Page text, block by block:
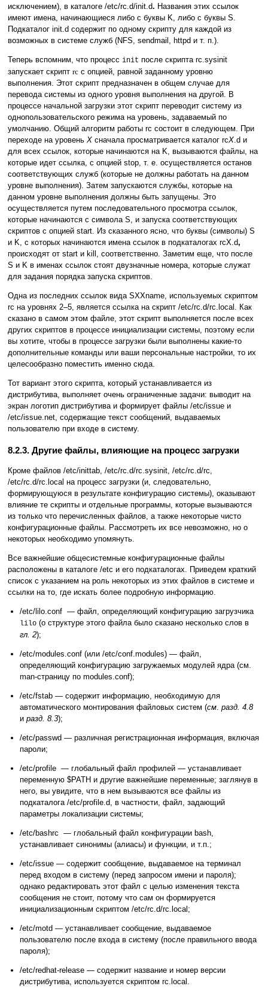
исключением), в каталоге /etc/rc.d/init.d. Названия этих ссылок
имеют имена, начинающиеся либо с буквы K, либо с буквы S.
Подкаталог init.d содержит по одному скрипту для каждой из
возможных в системе служб (NFS, sendmail, httpd и т. п.).
Теперь вспомним, что процесс init после скрипта rc.sysinit
запускает скрипт rc с опцией, равной заданному уровню
выполнения. Этот скрипт предназначен в общем случае для
перевода системы из одного уровня выполнения на другой. В
процессе начальной загрузки этот скрипт переводит систему из
однопользовательского режима на уровень, задаваемый по
умолчанию. Общий алгоритм работы rc состоит в следующем. При
переходе на уровень X сначала просматривается каталог rcX.d и
для всех ссылок, которые начинаются на K, вызываются файлы, на
которые идет ссылка, с опцией stop, т. е. осуществляется останов
соответствующих служб (которые не должны работать на данном
уровне выполнения). Затем запускаются службы, которые на
данном уровне выполнения должны быть запущены. Это
осуществляется путем последовательного просмотра ссылок,
которые начинаются с символа S, и запуска соответствующих
скриптов с опцией start. Из сказанного ясно, что буквы (символы) S
и K, с которых начинаются имена ссылок в подкаталогах rcX.d,
происходят от start и kill, соответственно. Заметим еще, что после
S и K в именах ссылок стоят двузначные номера, которые служат
для задания порядка запуска скриптов.
Одна из последних ссылок вида SXXname, используемых скриптом
rc на уровнях 2–5, является ссылка на скрипт /etc/rc.d/rc.local. Как
сказано в самом этом файле, этот скрипт выполняется после всех
других скриптов в процессе инициализации системы, поэтому если
вы хотите, чтобы в процессе загрузки были выполнены какие-то
дополнительные команды или ваши персональные настройки, то их
целесообразно поместить именно сюда.
Тот вариант этого скрипта, который устанавливается из
дистрибутива, выполняет очень ограниченные задачи: выводит на
экран логотип дистрибутива и формирует файлы /etc/issue и
/etc/issue.net, содержащие текст сообщений, выдаваемых
пользователю при входе в систему.
8.2.3. Другие файлы, влияющие на процесс загрузки
Кроме файлов /etc/inittab, /etc/rc.d/rc.sysinit, /etc/rc.d/rc,
/etc/rc.d/rc.local на процесс загрузки (и, следовательно,
формирующуюся в результате конфигурацию системы), оказывают
влияние те скрипты и отдельные программы, которые вызываются
из только что перечисленных файлов, а также некоторые чисто
конфигурационные файлы. Рассмотреть их все невозможно, но о
некоторых необходимо упомянуть.
Все важнейшие общесистемные конфигурационные файлы
расположены в каталоге /etc и его подкаталогах. Приведем краткий
список с указанием на роль некоторых из этих файлов в системе и
ссылки на то, где искать более подробную информацию.
/etc/lilo.conf — файл, определяющий конфигурацию загрузчика
lilo (о структуре этого файла было сказано несколько слов в
гл. 2);
/etc/modules.conf (или /etc/conf.modules) — файл,
определяющий конфигурацию загружаемых модулей ядра (см.
man-страницу по modules.conf);
/etc/fstab — содержит информацию, необходимую для
автоматического монтирования файловых систем (см. разд. 4.8
и разд. 8.3);
/etc/passwd — различная регистрационная информация, включая
пароли;
/etc/profile — глобальный файл профилей — устанавливает
переменную $PATH и другие важнейшие переменные; заглянув в
него, вы увидите, что в нем вызываются все файлы из
подкаталога /etc/profile.d, в частности, файл, задающий
параметры локализации системы;
/etc/bashrc — глобальный файл конфигурации bash,
устанавливает синонимы (алиасы) и функции, и т.п.;
/etc/issue — содержит сообщение, выдаваемое на терминал
перед входом в систему (перед запросом имени и пароля);
однако редактировать этот файл с целью изменения текста
сообщения не стоит, потому что сам он формируется
инициализационным скриптом /etc/rc.d/rc.local;
/etc/motd — устанавливает сообщение, выдаваемое
пользователю после входа в систему (после правильного ввода
пароля);
/etc/redhat-release — содержит название и номер версии
дистрибутива, используется скриптом rc.local.